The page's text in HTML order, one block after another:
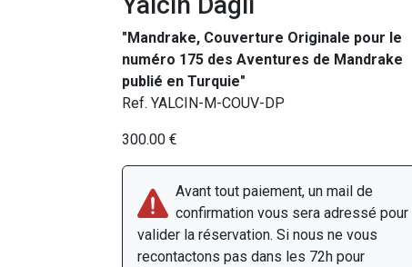
"Mandrake, Couverture Originale pour le
numéro 175 des Aventures de Mandrake
publié en Turquie"
Ref. YALCIN-M-COUV-DP
300.00 €
Avant tout paiement, un mail de
confirmation vous sera adressé pour
valider la réservation. Si nous ne vous
recontactons pas dans les 72h pour